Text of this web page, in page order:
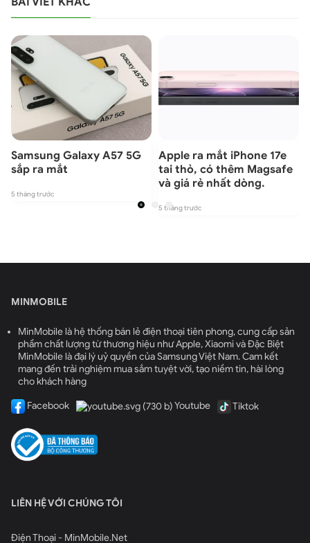
Samsung Galaxy A57 5G
sắp ra mắt
5 tháng trước
Apple ra mắt iPhone 17e
tai thỏ, có thêm Magsafe
và giá rẻ nhất dòng.
5 tháng trước
MINMOBILE
MinMobile là hệ thống bán lẻ điện thoại tiên phong, cung cấp sản
phẩm chất lượng từ thương hiệu như Apple, Xiaomi và Đặc Biệt
MinMobile là đại lý uỷ quyền của Samsung Việt Nam. Cam kết
mang đến trải nghiệm mua sắm tuyệt vời, tạo niềm tin, hài lòng
cho khách hàng
Facebook Youtube Tiktok
LIÊN HỆ VỚI CHÚNG TÔI
Điện Thoại - MinMobile.Net